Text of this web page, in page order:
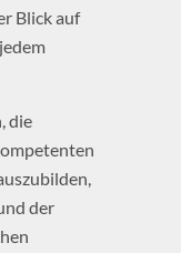
Blick auf
die
der